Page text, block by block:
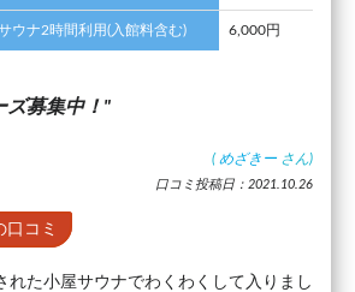
ウナ2時間利用(入館料含む) 6,000円
ズ募集中！
( めざきー さん)
口コミ投稿日：2021.10.26
口コミ
れた小屋サウナでわくわくして入りまし